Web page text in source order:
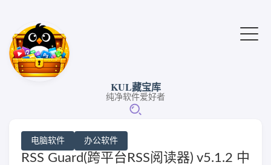
KUL藏宝库
纯净软件爱好者
电脑软件 办公软件
RSS Guard(跨平台RSS阅读器) v5.1.2 中